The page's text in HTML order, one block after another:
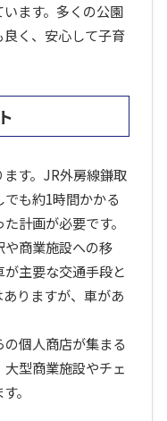
ます。多くの公園
く、安心して子育
す。JR外房線鎌取
も約1時間かかる
計画が必要です。
商業施設への移
主要な交通手段と
りますが、車があ
個人商店が集まる
型商業施設やチェ
。